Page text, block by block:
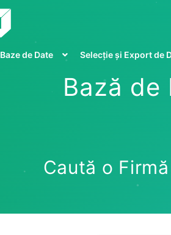
Baze de Date Selecție și Export de
Bază de
Caută o Firmă